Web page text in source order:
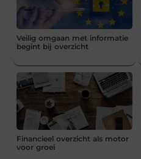
Veilig omgaan met informatie
begint bij overzicht
Financieel overzicht als motor
voor groei